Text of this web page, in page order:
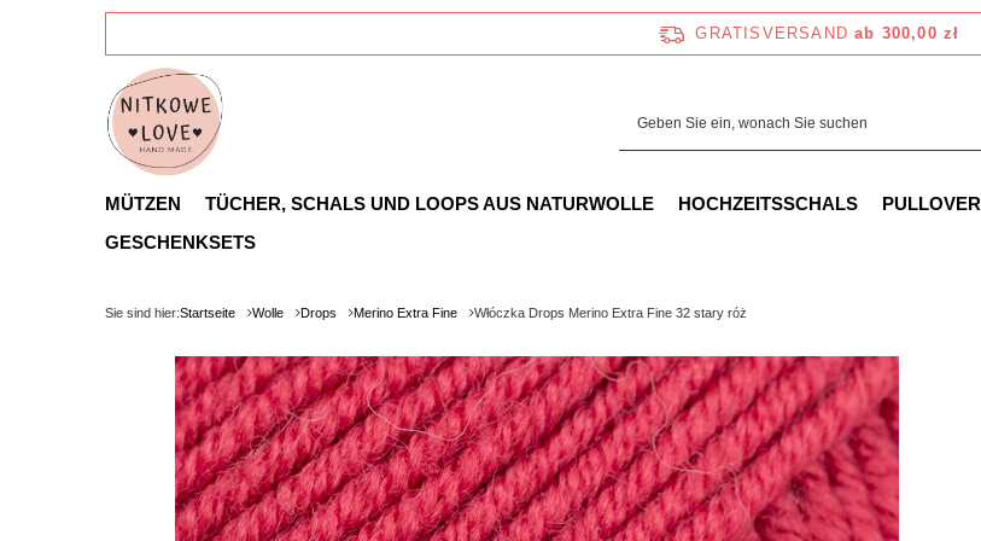
GRATISVERSAND ab 300,00 zł
MÜTZEN TÜCHER, SCHALS UND LOOPS AUS NATURWOLLE HOCHZEITSSCHALS PULLOVER
GESCHENKSETS
Sie sind hier:Startseite Wolle Drops Merino Extra Fine Włóczka Drops Merino Extra Fine 32 stary róż